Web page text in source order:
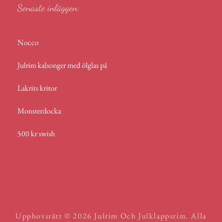
Senaste inläggen:
Nocco
Julrim kalsonger med ölglas på
Lakrits kritor
Monsterdocka
500 kr swish
Upphovsrätt © 2026 Julrim Och Julklappsrim. Alla